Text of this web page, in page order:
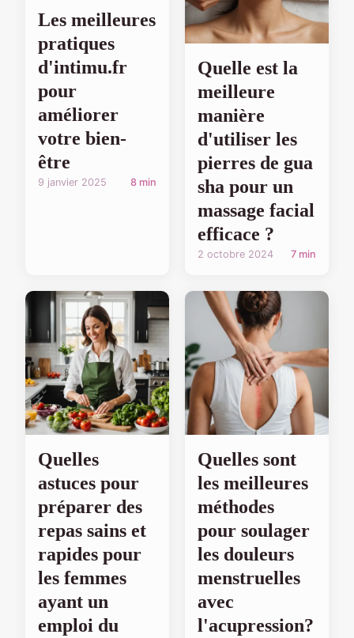
Les meilleures
pratiques
d'intimu.fr
pour
améliorer
votre bien-
être
9 janvier 2025 8 min
Quelle est la
meilleure
manière
d'utiliser les
pierres de gua
sha pour un
massage facial
efficace ?
2 octobre 2024 7 min
Quelles
astuces pour
préparer des
repas sains et
rapides pour
les femmes
ayant un
emploi du
Quelles sont
les meilleures
méthodes
pour soulager
les douleurs
menstruelles
avec
l'acupression?